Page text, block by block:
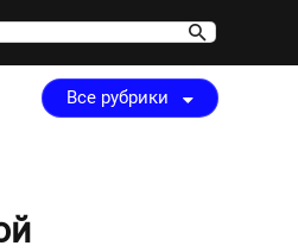
Все рубрики